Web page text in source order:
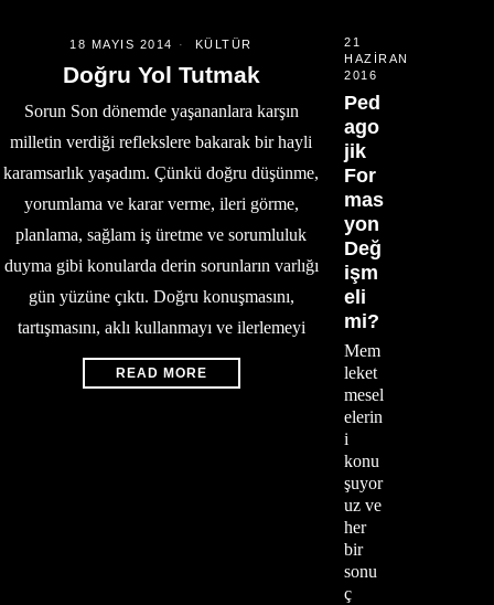
18 MAYIS 2014 KÜLTÜR
Doğru Yol Tutmak
Sorun Son dönemde yaşananlara karşın
milletin verdiği reflekslere bakarak bir hayli
karamsarlık yaşadım. Çünkü doğru düşünme,
yorumlama ve karar verme, ileri görme,
planlama, sağlam iş üretme ve sorumluluk
duyma gibi konularda derin sorunların varlığı
gün yüzüne çıktı. Doğru konuşmasını,
tartışmasını, aklı kullanmayı ve ilerlemeyi
READ MORE
21
HAZIRAN
2016
Ped
ago
jik
For
mas
yon
Değ
işm
eli
mi?
Mem
leket
mesel
elerin
i
konu
şuyor
uz ve
her
bir
sonu
ç